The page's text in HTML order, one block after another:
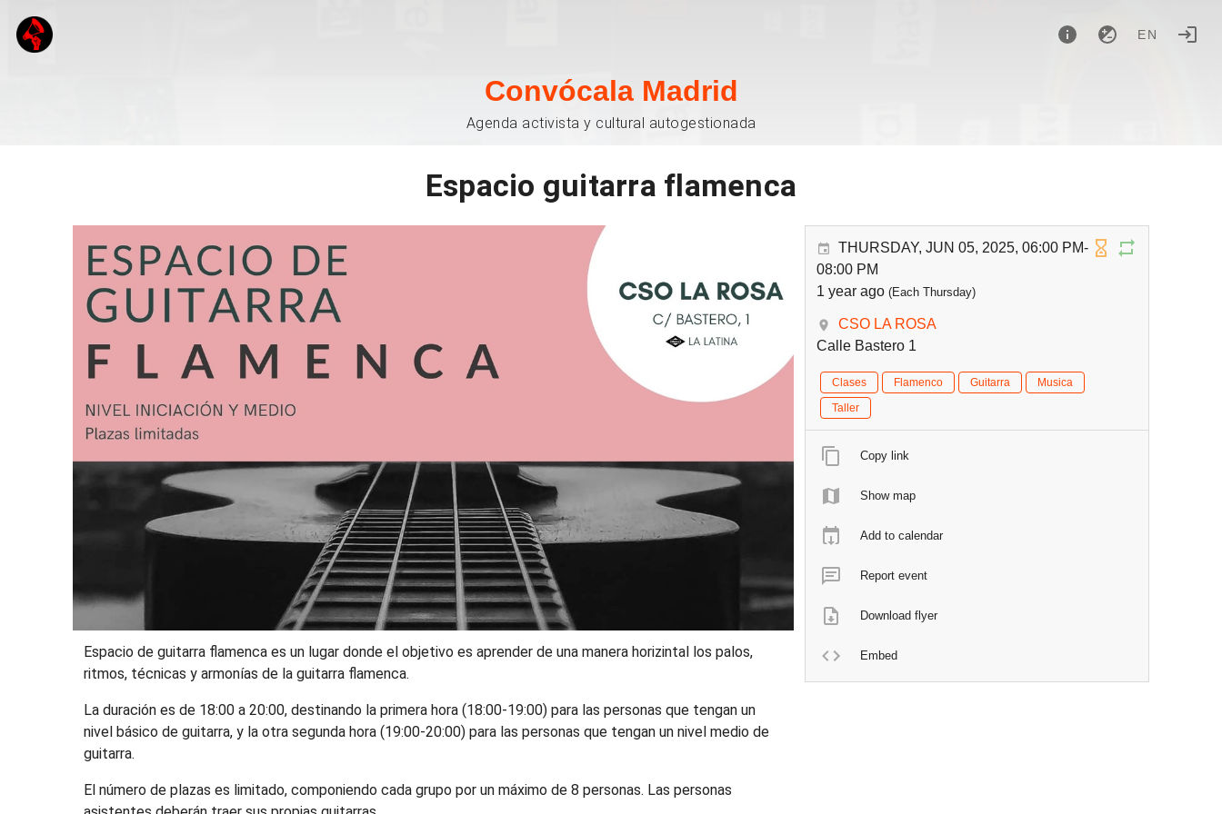
EN
Convócala Madrid
Agenda activista y cultural autogestionada
Espacio guitarra flamenca
Espacio de guitarra flamenca es un lugar donde el objetivo es aprender de una manera horizintal los palos,
ritmos, técnicas y armonías de la guitarra flamenca.
La duración es de 18:00 a 20:00, destinando la primera hora (18:00-19:00) para las personas que tengan un
nivel básico de guitarra, y la otra segunda hora (19:00-20:00) para las personas que tengan un nivel medio de
guitarra.
El número de plazas es limitado, componiendo cada grupo por un máximo de 8 personas. Las personas
THURSDAY, JUN 05, 2025, 06:00 PM-
08:00 PM
1 year ago (Each Thursday)
CSO LA ROSA
Calle Bastero 1
Clases Flamenco Guitarra
Musica
Taller
Copy link
Show map
Add to calendar
Report event
Download flyer
Embed